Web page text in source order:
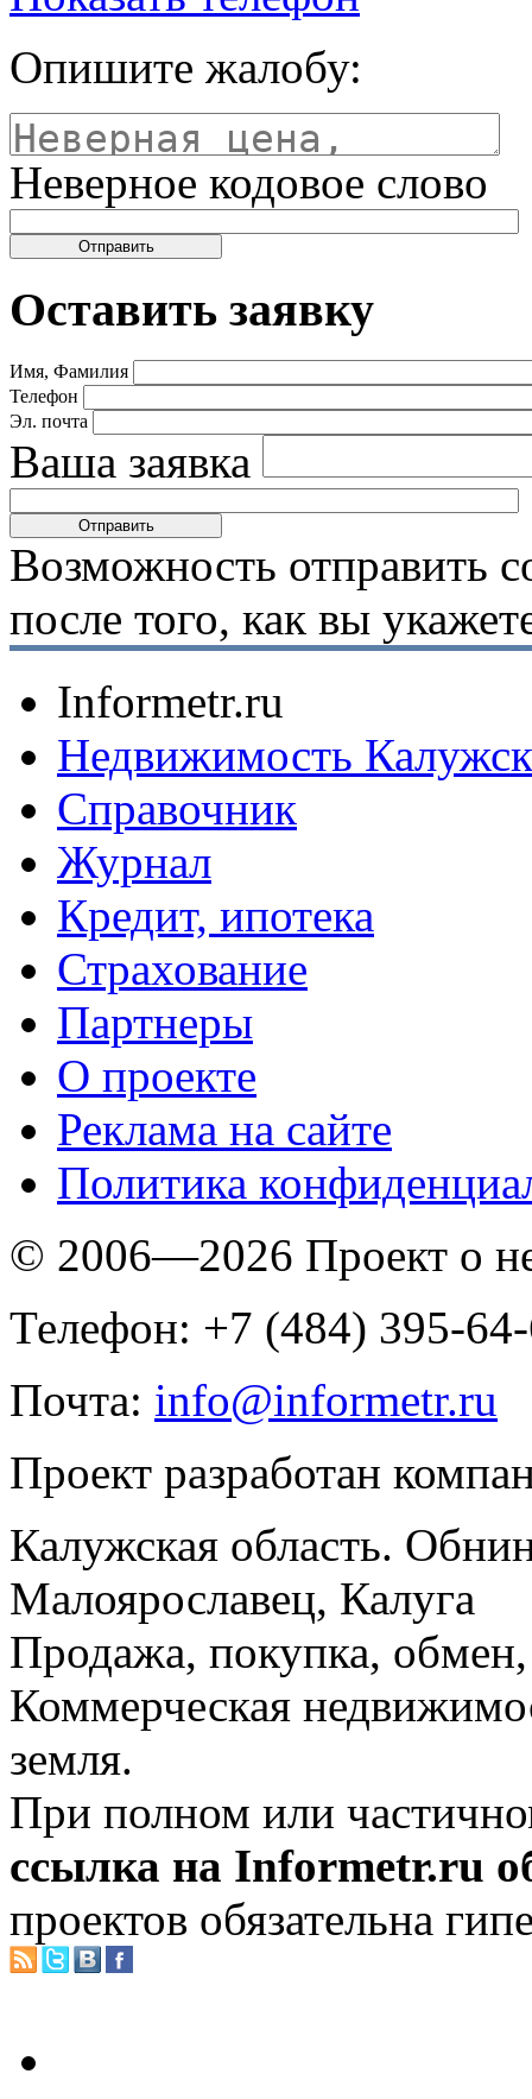
Опишите жалобу:
Неверное кодовое слово
Оставить заявку
Имя, Фамилия
Телефон
Эл. почта
Ваша заявка
Возможность отправить
после того, как вы
Informetr.ru
Недвижимость
Справочник
Журнал
Кредит, ипотека
Страхование
Партнеры
O проекте
Реклама на сайте
Политика
© 2006—2026 Проект о
Телефон: +7 (484) 395-
Почта: info@informetr.ru
Проект разработан
Калужская область.
Малоярославец, Калуга
Продажа, покупка, обмен,
Коммерческая
земля.
При полном или
ссылка на Informetr.ru
проектов обязательна